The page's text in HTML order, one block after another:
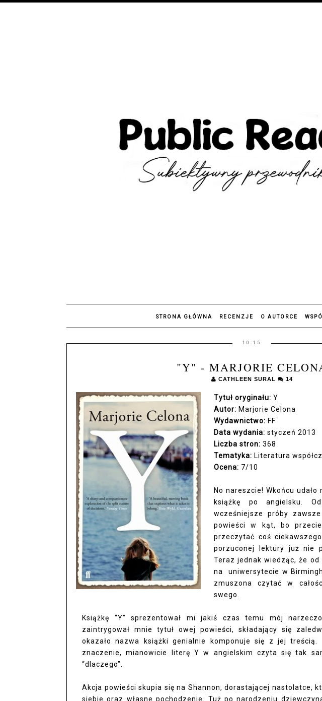
STRONA GŁÓWNA RECENZJE O AUTORCE
10:15
"Y" - MARJORIE
CATHLEEN SURAL 14
Tytuł oryginału: Y
Autor: Marjorie Celona
Wydawnictwo: FF
Data wydania: styczeń 2013
Liczba stron: 368
Tematyka: Literatura
Ocena: 7/10
No nareszcie! Wkońcu
książkę po angielsku.
wcześniejsze próby
powieści w kąt, bo
przeczytać coś
porzuconej lektury już nie
Teraz jednak wiedząc, że
na uniwersytecie w
zmuszona czytać w
swego.
Książkę “Y” sprezentował mi jakiś czas temu mój
zaintrygował mnie tytuł owej powieści, składający się
okazało nazwa książki genialnie komponuje się z jej
znaczenie, mianowicie literę Y w angielskim czyta się tak
“dlaczego”.
Akcja powieści skupia się na Shannon, dorastającej nastolatce,
siebie oraz własne pochodzenie. Tuż po narodzeniu